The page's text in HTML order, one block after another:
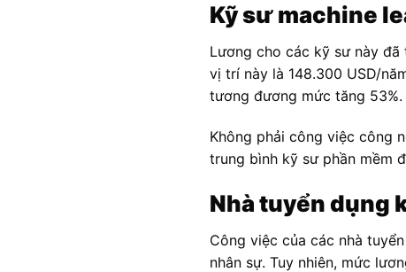
Kỹ sư machine
Lương cho các kỹ sư này đã
vị trí này là 148.300 USD/
tương đương mức tăng 53%.
Không phải công việc công
trung bình kỹ sư phần mềm
Nhà tuyển dụng
Công việc của các nhà
nhân sự. Tuy nhiên, mức